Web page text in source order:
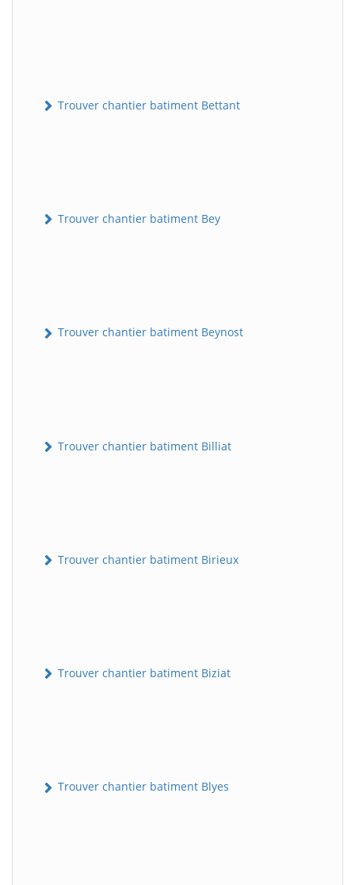
Trouver chantier batiment Bettant
Trouver chantier batiment Bey
Trouver chantier batiment Beynost
Trouver chantier batiment Billiat
Trouver chantier batiment Birieux
Trouver chantier batiment Biziat
Trouver chantier batiment Blyes